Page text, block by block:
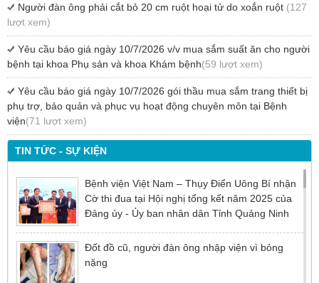
TIN TỨC - SỰ KIỆN
Bệnh viện Việt Nam – Thụy Điển Uông Bí nhận
Cờ thi đua tại Hội nghị tổng kết năm 2025 của
Đảng ủy - Ủy ban nhân dân Tỉnh Quảng Ninh
Đốt đồ cũ, người đàn ông nhập viện vì bỏng
nặng
Người đàn ông phải cắt bỏ 20 cm ruột hoại tử do xoắn ruột (127
lượt xem)
Yêu cầu báo giá ngày 10/7/2026 v/v mua sắm suất ăn cho người
bệnh tại khoa Phụ sản và khoa Khám bệnh(59 lượt xem)
Yêu cầu báo giá ngày 10/7/2026 gói thầu mua sắm trang thiết bị
phụ trợ, bảo quản và phục vụ hoạt động chuyên môn tại Bệnh
viện(71 lượt xem)